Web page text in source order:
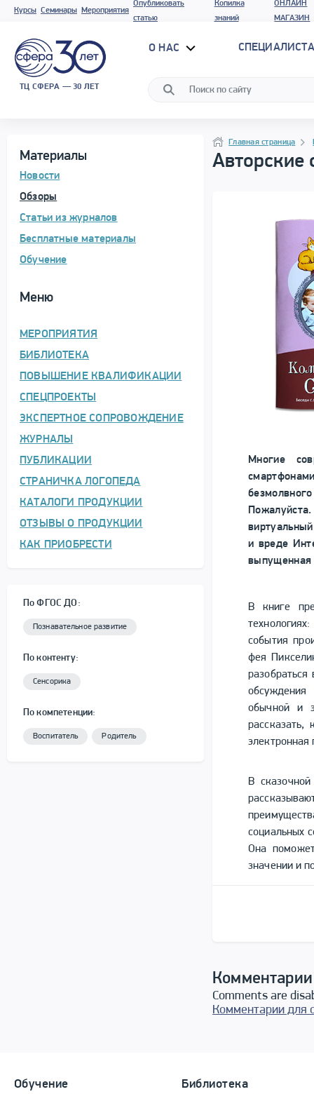
Курсы Семинары Мероприятия
Опубликовать
статью
Копилка
знаний
ОНЛАЙН
МАГАЗИН
ТЦ СФЕРА — 30 ЛЕТ
О НАС
Материалы
Новости
Обзоры
Статьи из журналов
Бесплатные материалы
Обучение
Меню
МЕРОПРИЯТИЯ
БИБЛИОТЕКА
ПОВЫШЕНИЕ КВАЛИФИКАЦИИ
СПЕЦПРОЕКТЫ
ЭКСПЕРТНОЕ СОПРОВОЖДЕНИЕ
ЖУРНАЛЫ
ПУБЛИКАЦИИ
СТРАНИЧКА ЛОГОПЕДА
КАТАЛОГИ ПРОДУКЦИИ
ОТЗЫВЫ О ПРОДУКЦИИ
КАК ПРИОБРЕСТИ
По ФГОС ДО:
Познавательное развитие
По контенту:
Сенсорика
По компетенции:
Воспитатель Родитель
Программа материала
Навигация
НавигацияГлавная страница
Авторские
Многие
и вреде
выпущенная
В книге
события
фея
обычной и
рассказать,
электронная
В
социальных
Она
значении и
Comments are
Комментарии для
Обучение Библиотека